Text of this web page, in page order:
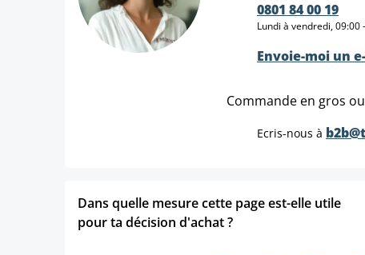
0801 84 00 19
Lundi à vendredi, 09:00
Envoie-moi un
Commande en gros
Ecris-nous à
Dans quelle mesure cette page est-elle utile
pour ta décision d'achat ?